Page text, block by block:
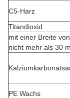
C5-Harz
Titandioxid
mit einer Breite von
nicht mehr als 30
PE Wachs